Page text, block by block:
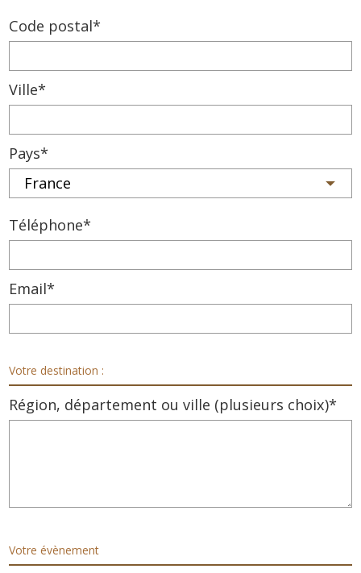
Code postal*
Ville*
Pays*
Téléphone*
Email*
Votre destination :
Région, département ou ville (plusieurs choix)*
Votre évènement